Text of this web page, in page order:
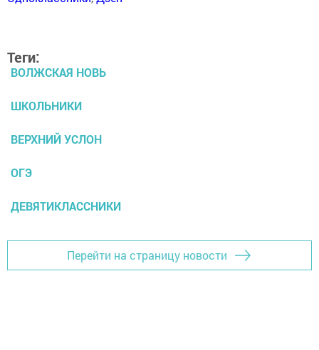
Теги:
ВОЛЖСКАЯ НОВЬ
ШКОЛЬНИКИ
ВЕРХНИЙ УСЛОН
ОГЭ
ДЕВЯТИКЛАССНИКИ
Перейти на страницу новости